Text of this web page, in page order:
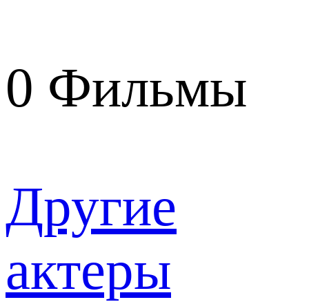
0 Фильмы
Другие
актеры